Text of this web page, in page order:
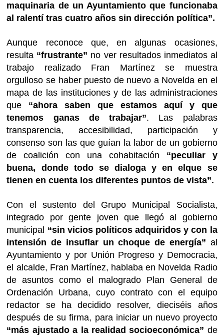
maquinaria de un Ayuntamiento que funcionaba
al ralentí tras cuatro años sin dirección política”.
Aunque reconoce que, en algunas ocasiones,
resulta “frustrante” no ver resultados inmediatos al
trabajo realizado Fran Martínez se muestra
orgulloso se haber puesto de nuevo a Novelda en el
mapa de las instituciones y de las administraciones
que “ahora saben que estamos aquí y que
tenemos ganas de trabajar”. Las palabras
transparencia, accesibilidad, participación y
consenso son las que guían la labor de un gobierno
de coalición con una cohabitación “peculiar y
buena, donde todo se dialoga y en elque se
tienen en cuenta los diferentes puntos de vista”.
Con el sustento del Grupo Municipal Socialista,
integrado por gente joven que llegó al gobierno
municipal “sin vicios políticos adquiridos y con la
intensión de insuflar un choque de energía” al
Ayuntamiento y por Unión Progreso y Democracia,
el alcalde, Fran Martínez, hablaba en Novelda Radio
de asuntos como el malogrado Plan General de
Ordenación Urbana, cuyo contrato con el equipo
redactor se ha decidido resolver, dieciséis años
después de su firma, para iniciar un nuevo proyecto
“más ajustado a la realidad socioeconómica” de